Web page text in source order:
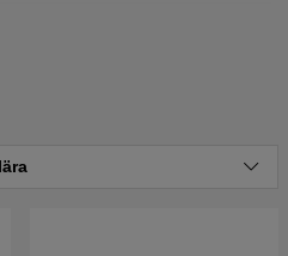
och reservdelslista till